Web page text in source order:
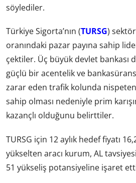
söylediler.
Türkiye Sigorta’nın (TURSG)
oranındaki pazar payına sahip
çektiler. Üç büyük devlet bankası
güçlü bir acentelik ve bankasürans
zarar eden trafik kolunda
sahip olması nedeniyle prim
kazançlı olduğunu belirttiler.
TURSG için 12 aylık hedef fiyatı
yükselten aracı kurum, AL
51 yükseliş potansiyeline işaret